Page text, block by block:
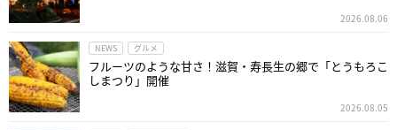
2026.08.06
NEWS グルメ
フルーツのような甘さ！滋賀・寿長生の郷で「とうもろこ
しまつり」開催
2026.08.05